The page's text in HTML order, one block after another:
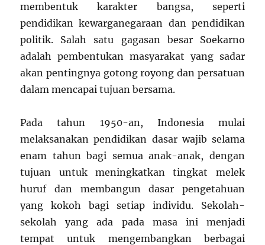
membentuk karakter bangsa, seperti
pendidikan kewarganegaraan dan pendidikan
politik. Salah satu gagasan besar Soekarno
adalah pembentukan masyarakat yang sadar
akan pentingnya gotong royong dan persatuan
dalam mencapai tujuan bersama.
Pada tahun 1950-an, Indonesia mulai
melaksanakan pendidikan dasar wajib selama
enam tahun bagi semua anak-anak, dengan
tujuan untuk meningkatkan tingkat melek
huruf dan membangun dasar pengetahuan
yang kokoh bagi setiap individu. Sekolah-
sekolah yang ada pada masa ini menjadi
tempat untuk mengembangkan berbagai